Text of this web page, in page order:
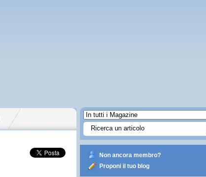
Non ancora membro?
Proponi il tuo blog